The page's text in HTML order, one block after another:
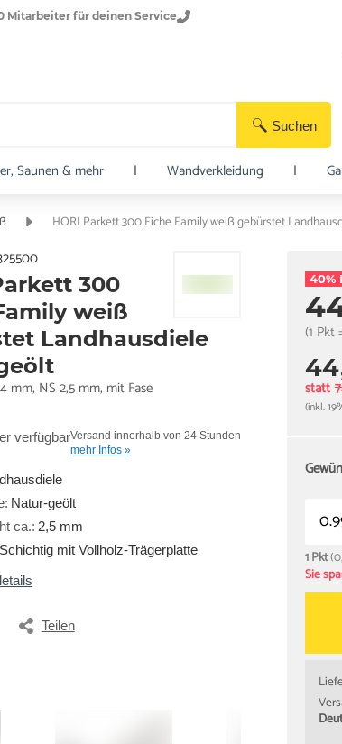
Mitarbeiter für deinen Service
Suchen
Saunen & mehr | Wandverkleidung |
HORI Parkett 300 Eiche Family weiß gebürstet
300
weiß
Landhausdiele
mm, NS 2,5 mm, mit Fase
verfügbarVersand innerhalb von 24 Stunden
mehr Infos »
: Natur-geölt
ca.: 2,5 mm
mit Vollholz-Trägerplatte
Teilen
40%
(1 Pkt
statt
(inkl.
1 Pkt
Sie